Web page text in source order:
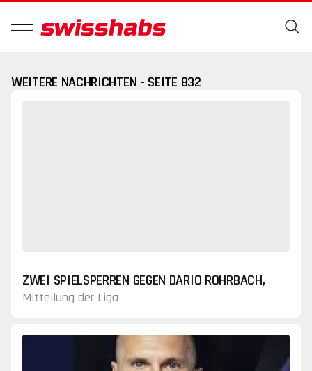
WEITERE NACHRICHTEN - SEITE 832
ZWEI SPIELSPERREN GEGEN DARIO ROHRBACH,
Mitteilung der Liga